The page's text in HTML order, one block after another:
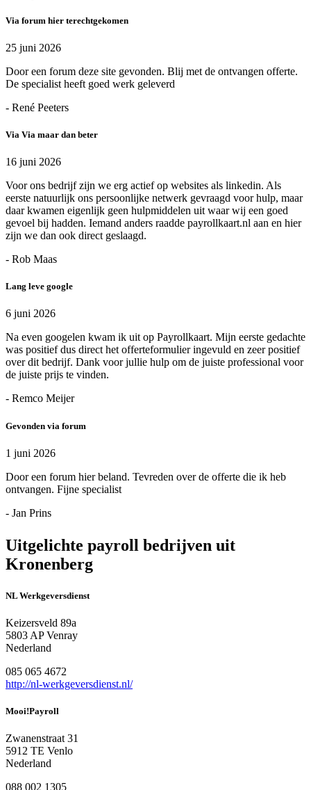
Via forum hier terechtgekomen
25 juni 2026
Door een forum deze site gevonden. Blij met de ontvangen offerte.
De specialist heeft goed werk geleverd
- René Peeters
Via Via maar dan beter
16 juni 2026
Voor ons bedrijf zijn we erg actief op websites als linkedin. Als
eerste natuurlijk ons persoonlijke netwerk gevraagd voor hulp, maar
daar kwamen eigenlijk geen hulpmiddelen uit waar wij een goed
gevoel bij hadden. Iemand anders raadde payrollkaart.nl aan en hier
zijn we dan ook direct geslaagd.
- Rob Maas
Lang leve google
6 juni 2026
Na even googelen kwam ik uit op Payrollkaart. Mijn eerste gedachte
was positief dus direct het offerteformulier ingevuld en zeer positief
over dit bedrijf. Dank voor jullie hulp om de juiste professional voor
de juiste prijs te vinden.
- Remco Meijer
Gevonden via forum
1 juni 2026
Door een forum hier beland. Tevreden over de offerte die ik heb
ontvangen. Fijne specialist
- Jan Prins
Uitgelichte payroll bedrijven uit
Kronenberg
NL Werkgeversdienst
Keizersveld 89a
5803 AP Venray
Nederland
085 065 4672
http://nl-werkgeversdienst.nl/
Mooi!Payroll
Zwanenstraat 31
5912 TE Venlo
Nederland
088 002 1305